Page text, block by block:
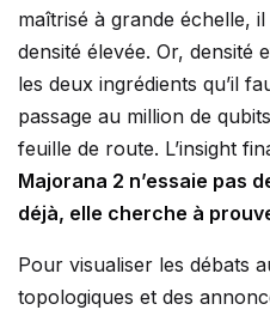
maîtrisé à grande échelle,
densité élevée. Or, densité
les deux ingrédients qu’il
passage au million de
feuille de route. L’insight
Majorana 2 n’essaie pas
déjà, elle cherche à
Pour visualiser les débats
topologiques et des